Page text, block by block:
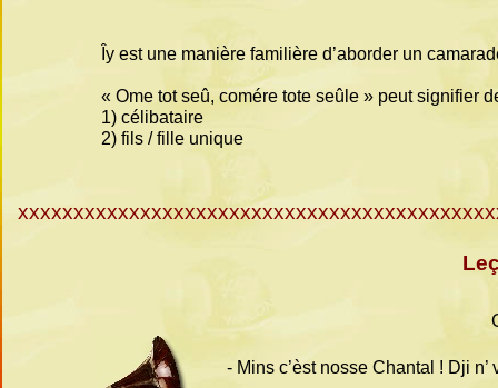
Îy est une manière familière d’aborder un
« Ome tot seû, comére tote seûle » peut signifier
1) célibataire
2) fils / fille unique
- Mins c’èst nosse Chantal ! Dji n’